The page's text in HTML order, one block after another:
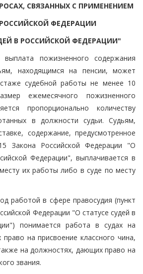
СВЯЗАННЫХ С ПРИМЕНЕНИЕМ
ФЕДЕРАЦИИ
В РОССИЙСКОЙ ФЕДЕРАЦИИ"
пожизненного содержания
находящимся на пенсии, может
судебной работы не менее 10
ежемесячного пожизненного
пропорционально количеству
в должности судьи. Судьям,
содержание, предусмотренное
Закона Российской Федерации "О
Федерации", выплачивается в
их работы либо в суде по месту
работой в сфере правосудия (пункт
Федерации "О статусе судей в
понимается работа в судах на
на присвоение классного чина,
на должностях, дающих право на
звания.